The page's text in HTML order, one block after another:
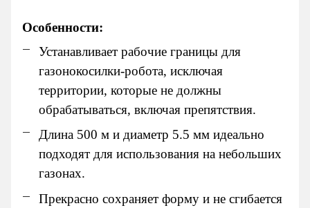
Особенности:
Устанавливает рабочие границы для
газонокосилки-робота, исключая
территории, которые не должны
обрабатываться, включая препятствия.
Длина 500 м и диаметр 5.5 мм идеально
подходят для использования на небольших
газонах.
Прекрасно сохраняет форму и не сгибается